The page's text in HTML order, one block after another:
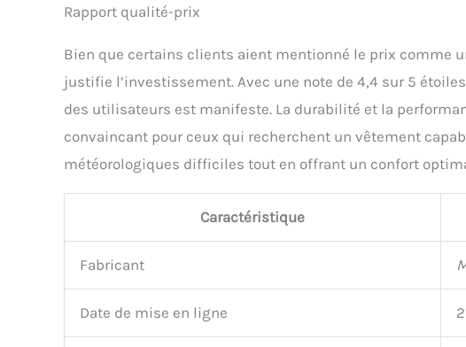
Rapport qualité-prix
Bien que certains clients aient mentionné le prix comme
justifie l’investissement. Avec une note de 4,4 sur 5
des utilisateurs est manifeste. La durabilité et la
convaincant pour ceux qui recherchent un vêtement
météorologiques difficiles tout en offrant un confort
Caractéristique
Fabricant
Date de mise en ligne